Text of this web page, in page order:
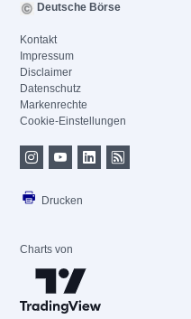
Deutsche Börse
Kontakt
Impressum
Disclaimer
Datenschutz
Markenrechte
Cookie-Einstellungen
Drucken
Charts von